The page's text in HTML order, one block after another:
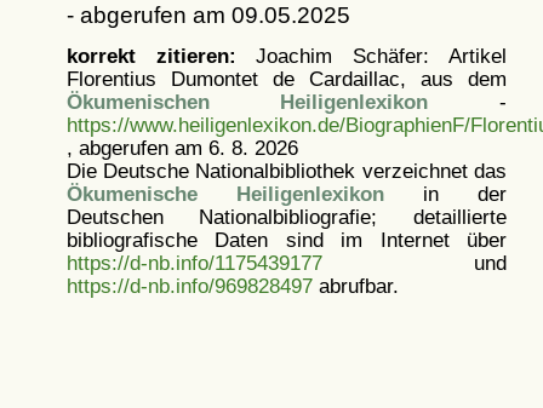
- abgerufen am 09.05.2025
korrekt zitieren: Joachim Schäfer: Artikel
Florentius Dumontet de Cardaillac, aus dem
Ökumenischen Heiligenlexikon -
https://www.heiligenlexikon.de/BiographienF/
, abgerufen am 6. 8. 2026
Die Deutsche Nationalbibliothek verzeichnet das
Ökumenische Heiligenlexikonin der
Deutschen Nationalbibliografie; detaillierte
bibliografische Daten sind im Internet über
https://d-nb.info/1175439177und
https://d-nb.info/969828497abrufbar.